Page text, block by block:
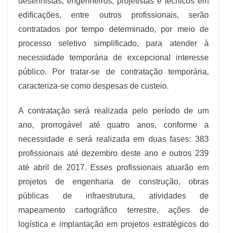
edificações, entre outros profissionais, serão
contratados por tempo determinado, por meio de
processo seletivo simplificado, para atender à
necessidade temporária de excepcional interesse
público. Por tratar-se de contratação temporária,
caracteriza-se como despesas de custeio.
A contratação será realizada pelo período de um
ano, prorrogável até quatro anos, conforme a
necessidade e será realizada em duas fases: 383
profissionais até dezembro deste ano e outros 239
até abril de 2017. Esses profissionais atuarão em
projetos de engenharia de construção, obras
públicas de infraestrutura, atividades de
mapeamento cartográfico terrestre, ações de
logística e implantação em projetos estratégicos do